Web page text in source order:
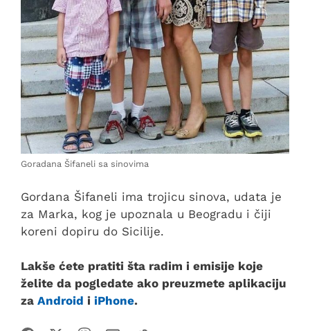
Goradana Šifaneli sa sinovima
Gordana Šifaneli ima trojicu sinova, udata je
za Marka, kog je upoznala u Beogradu i čiji
koreni dopiru do Sicilije.
Lakše ćete pratiti šta radim i emisije koje
želite da pogledate ako preuzmete aplikaciju
za Android i iPhone.